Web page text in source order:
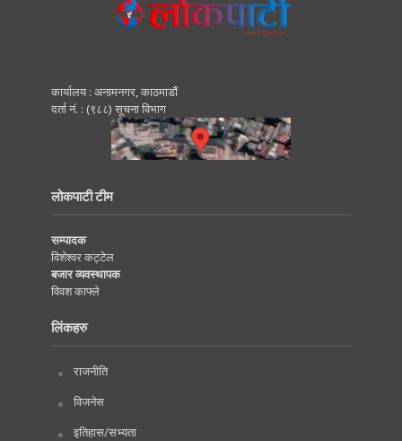
कार्यालय : अनामनगर, काठमाडाैं
दर्ता नं. : (९८८) सूचना विभाग
लोकपाटी टीम
सम्पादक
विशेश्वर कट्टेल
बजार व्यवस्थापक
विवश काफ्ले
लिंकहरु
राजनीति
विजनेस
इतिहास/सभ्यता